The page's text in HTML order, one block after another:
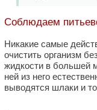
Соблюдаем
Никакие самые
очистить организм
жидкости в большей
ней из него
выводятся шлаки и